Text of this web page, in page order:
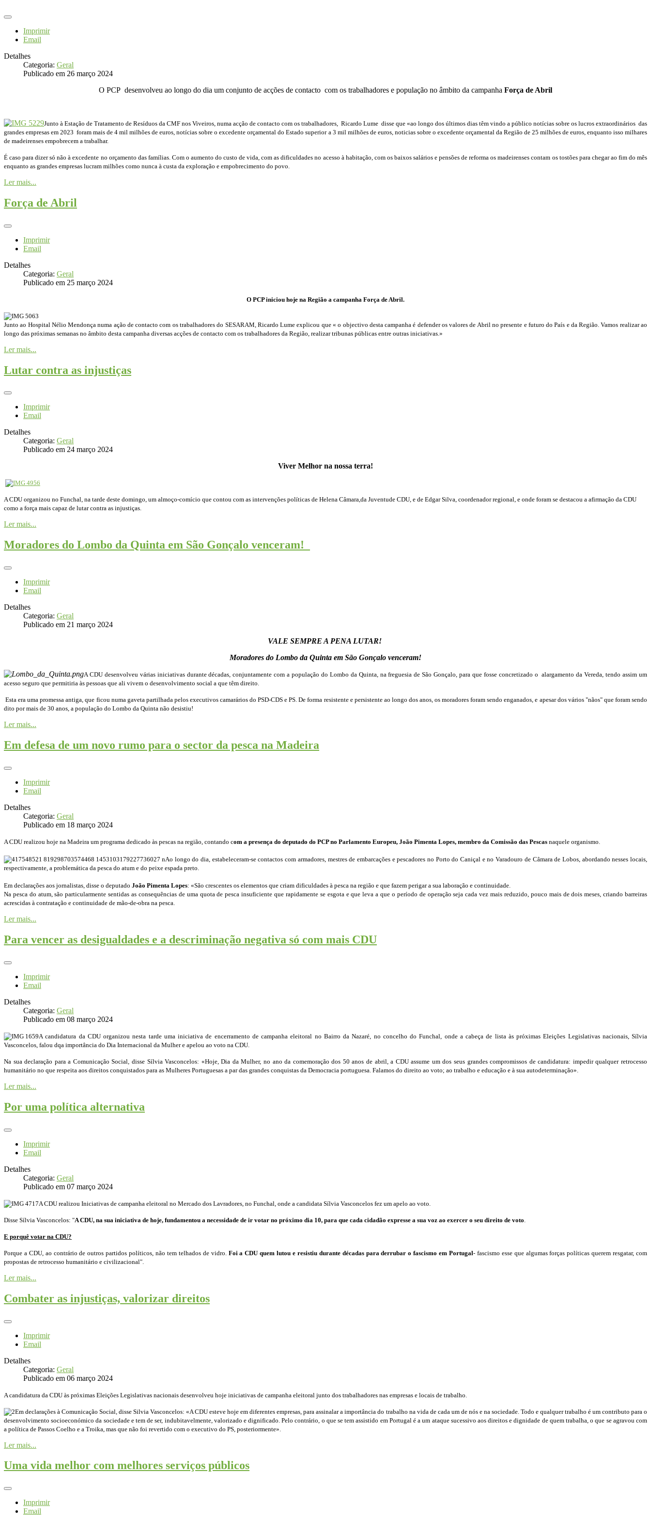
Imprimir
Email
Detalhes
Categoria: Geral
Publicado em 26 março 2024
O PCP desenvolveu ao longo do dia um conjunto de acções de contacto com os trabalhadores e população no âmbito da campanha Força de Abril
Junto à Estação de Tratamento de Resíduos da CMF nos Viveiros, numa acção de contacto com os trabalhadores, Ricardo Lume disse que «ao longo dos últimos dias têm vindo a público notícias sobre os lucros extraordinários das
grandes empresas em 2023 foram mais de 4 mil milhões de euros, notícias sobre o excedente orçamental do Estado superior a 3 mil milhões de euros, noticias sobre o excedente orçamental da Região de 25 milhões de euros, enquanto isso milhares
de madeirenses empobrecem a trabalhar.
É caso para dizer só não à excedente no orçamento das famílias. Com o aumento do custo de vida, com as dificuldades no acesso à habitação, com os baixos salários e pensões de reforma os madeirenses contam os tostões para chegar ao fim do mês
enquanto as grandes empresas lucram milhões como nunca à custa da exploração e empobrecimento do povo.
Ler mais...
Força de Abril
Imprimir
Email
Detalhes
Categoria: Geral
Publicado em 25 março 2024
O PCP iniciou hoje na Região a campanha Força de Abril.
Junto ao Hospital Nélio Mendonça numa ação de contacto com os trabalhadores do SESARAM, Ricardo Lume explicou que « o objectivo desta campanha é defender os valores de Abril no presente e futuro do País e da Região. Vamos realizar ao
longo das próximas semanas no âmbito desta campanha diversas acções de contacto com os trabalhadores da Região, realizar tribunas públicas entre outras iniciativas.»
Ler mais...
Lutar contra as injustiças
Imprimir
Email
Detalhes
Categoria: Geral
Publicado em 24 março 2024
Viver Melhor na nossa terra!
A CDU organizou no Funchal, na tarde deste domingo, um almoço-comício que contou com as intervenções políticas de Helena Câmara,da Juventude CDU, e de Edgar Silva, coordenador regional, e onde foram se destacou a afirmação da CDU
como a força mais capaz de lutar contra as injustiças.
Ler mais...
Moradores do Lombo da Quinta em São Gonçalo venceram!
Imprimir
Email
Detalhes
Categoria: Geral
Publicado em 21 março 2024
VALE SEMPRE A PENA LUTAR!
Moradores do Lombo da Quinta em São Gonçalo venceram!
A CDU desenvolveu várias iniciativas durante décadas, conjuntamente com a população do Lombo da Quinta, na freguesia de São Gonçalo, para que fosse concretizado o alargamento da Vereda, tendo assim um
acesso seguro que permitiria às pessoas que ali vivem o desenvolvimento social a que têm direito.
Esta era uma promessa antiga, que ficou numa gaveta partilhada pelos executivos camarários do PSD-CDS e PS. De forma resistente e persistente ao longo dos anos, os moradores foram sendo enganados, e apesar dos vários "nãos" que foram sendo
dito por mais de 30 anos, a população do Lombo da Quinta não desistiu!
Ler mais...
Em defesa de um novo rumo para o sector da pesca na Madeira
Imprimir
Email
Detalhes
Categoria: Geral
Publicado em 18 março 2024
A CDU realizou hoje na Madeira um programa dedicado às pescas na região, contando com a presença do deputado do PCP no Parlamento Europeu, João Pimenta Lopes, membro da Comissão das Pescas naquele organismo.
Ao longo do dia, estabeleceram-se contactos com armadores, mestres de embarcações e pescadores no Porto do Caniçal e no Varadouro de Câmara de Lobos, abordando nesses locais,
respectivamente, a problemática da pesca do atum e do peixe espada preto.
Em declarações aos jornalistas, disse o deputado João Pimenta Lopes: «São crescentes os elementos que criam dificuldades à pesca na região e que fazem perigar a sua laboração e continuidade.
Na pesca do atum, são particularmente sentidas as consequências de uma quota de pesca insuficiente que rapidamente se esgota e que leva a que o período de operação seja cada vez mais reduzido, pouco mais de dois meses, criando barreiras
acrescidas à contratação e continuidade de mão-de-obra na pesca.
Ler mais...
Para vencer as desigualdades e a descriminação negativa só com mais CDU
Imprimir
Email
Detalhes
Categoria: Geral
Publicado em 08 março 2024
A candidatura da CDU organizou nesta tarde uma iniciativa de encerramento de campanha eleitoral no Bairro da Nazaré, no concelho do Funchal, onde a cabeça de lista às próximas Eleições Legislativas nacionais, Sílvia
Vasconcelos, falou dqa importância do Dia Internacional da Mulher e apelou ao voto na CDU.
Na sua declaração para a Comunicação Social, disse Sílvia Vasconcelos: «Hoje, Dia da Mulher, no ano da comemoração dos 50 anos de abril, a CDU assume um dos seus grandes compromissos de candidatura: impedir qualquer retrocesso
humanitário no que respeita aos direitos conquistados para as Mulheres Portuguesas a par das grandes conquistas da Democracia portuguesa. Falamos do direito ao voto; ao trabalho e educação e à sua autodeterminação».
Ler mais...
Por uma política alternativa
Imprimir
Email
Detalhes
Categoria: Geral
Publicado em 07 março 2024
A CDU realizou Iniciativas de campanha eleitoral no Mercado dos Lavradores, no Funchal, onde a candidata Sílvia Vasconcelos fez um apelo ao voto.
Disse Sílvia Vasconcelos: "A CDU, na sua iniciativa de hoje, fundamentou a necessidade de ir votar no próximo dia 10, para que cada cidadão expresse a sua voz ao exercer o seu direito de voto
E porquê votar na CDU?
Porque a CDU, ao contrário de outros partidos políticos, não tem telhados de vidro. Foi a CDU quem lutou e resistiu durante décadas para derrubar o fascismo em Portugal- fascismo esse que algumas forças políticas querem resgatar, com
propostas de retrocesso humanitário e civilizacional".
Ler mais...
Combater as injustiças, valorizar direitos
Imprimir
Email
Detalhes
Categoria: Geral
Publicado em 06 março 2024
A candidatura da CDU às próximas Eleições Legislativas nacionais desenvolveu hoje iniciativas de campanha eleitoral junto dos trabalhadores nas empresas e locais de trabalho.
Em declarações à Comunicação Social, disse Silvia Vasconcelos: «A CDU esteve hoje em diferentes empresas, para assinalar a importância do trabalho na vida de cada um de nós e na sociedade. Todo e qualquer trabalho é um contributo para o
desenvolvimento socioeconómico da sociedade e tem de ser, indubitavelmente, valorizado e dignificado. Pelo contrário, o que se tem assistido em Portugal é a um ataque sucessivo aos direitos e dignidade de quem trabalha, o que se agravou com
a política de Passos Coelho e a Troika, mas que não foi revertido com o executivo do PS, posteriormente».
Ler mais...
Uma vida melhor com melhores serviços públicos
Imprimir
Email